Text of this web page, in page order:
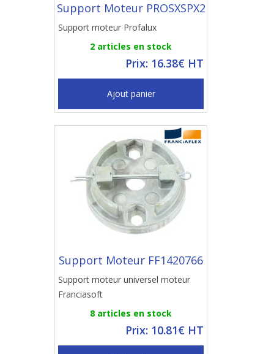
Support Moteur PROSXSPX2
Support moteur Profalux
2 articles en stock
Prix: 16.38€ HT
Ajout panier
Support Moteur FF1420766
Support moteur universel moteur
Franciasoft
8 articles en stock
Prix: 10.81€ HT